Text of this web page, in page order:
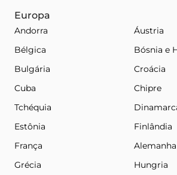
Europa
Andorra
Áustria
Bélgica
Bósnia e
Bulgária
Croácia
Cuba
Chipre
Tchéquia
Estônia
Finlândia
França
Alemanha
Grécia
Hungria